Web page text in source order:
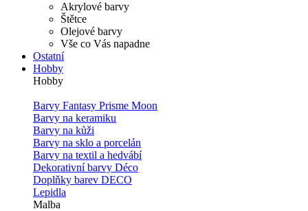
Akrylové barvy
Štětce
Olejové barvy
Vše co Vás napadne
Ostatní
Hobby
Hobby
Barvy Fantasy Prisme Moon
Barvy na keramiku
Barvy na kůži
Barvy na sklo a porcelán
Barvy na textil a hedvábí
Dekorativní barvy Déco
Doplňky barev DECO
Lepidla
Malba